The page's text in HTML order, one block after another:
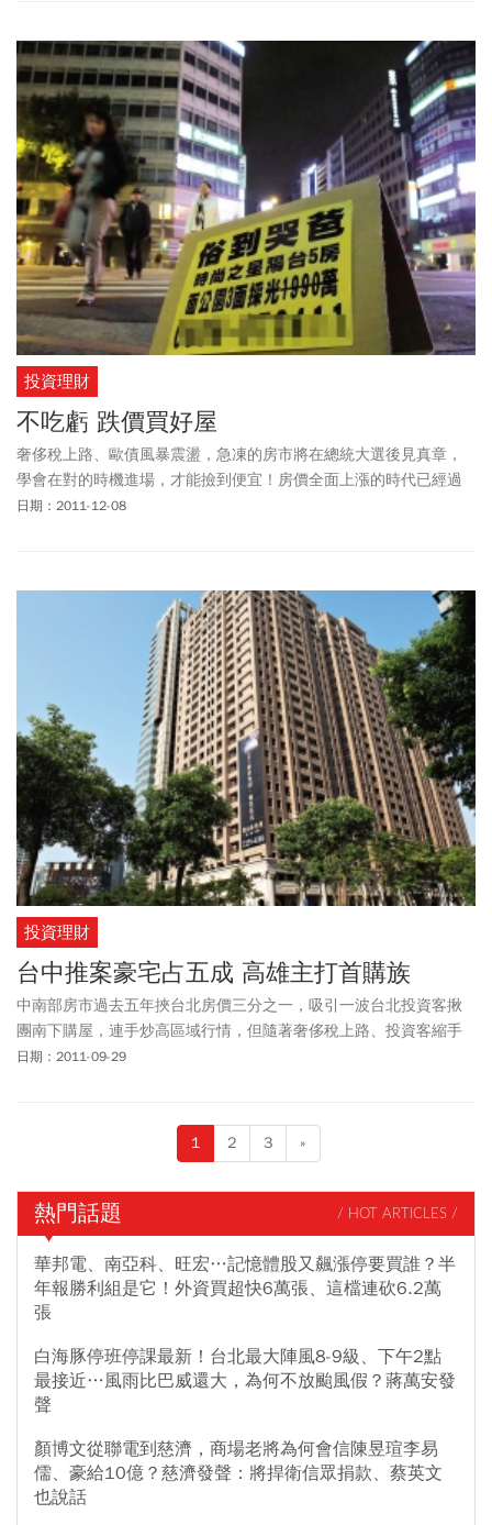
投資理財
不吃虧 跌價買好屋
奢侈稅上路、歐債風暴震盪，急凍的房市將在總統大選後見真章，
學會在對的時機進場，才能撿到便宜！房價全面上漲的時代已經過
去，展望2012年，有購屋、換屋需求的民眾應該如何因應？8指標為
日期：2011-12-08
投資理財
台中推案豪宅占五成 高雄主打首購族
中南部房市過去五年挾台北房價三分之一，吸引一波台北投資客揪
團南下購屋，連手炒高區域行情，但隨著奢侈稅上路、投資客縮手
後，今年九二八檔期
日期：2011-09-29
1 2 3 »
熱門話題 / HOT ARTICLES /
華邦電、南亞科、旺宏…記憶體股又飆漲停要買誰？半
年報勝利組是它！外資買超快6萬張、這檔連砍6.2萬
張
白海豚停班停課最新！台北最大陣風8-9級、下午2點
最接近…風雨比巴威還大，為何不放颱風假？蔣萬安發
聲
顏博文從聯電到慈濟，商場老將為何會信陳昱瑄李易
儒、豪給10億？慈濟發聲：將捍衛信眾捐款、蔡英文
也說話